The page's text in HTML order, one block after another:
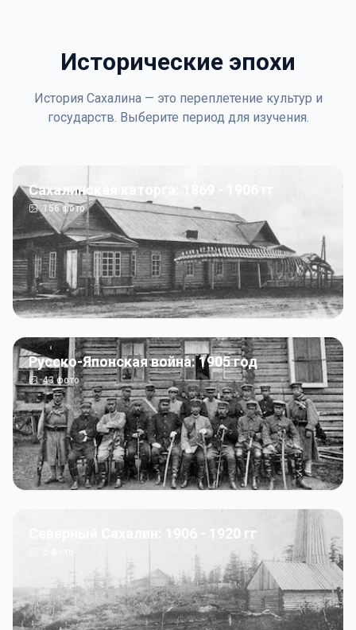
Исторические эпохи
История Сахалина — это переплетение культур и
государств. Выберите период для изучения.
Сахалинская каторга: 1869 - 1906 гг
156фото
Русско-Японская война: 1905 год
43фото
Северный Сахалин: 1906 - 1920 гг